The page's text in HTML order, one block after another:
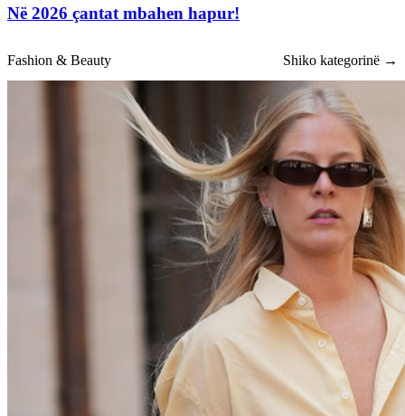
Në 2026 çantat mbahen hapur!
Fashion & Beauty Shiko kategorinë →